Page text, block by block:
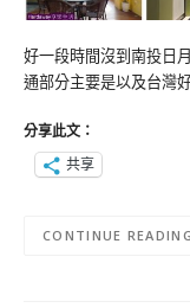
好一段時間沒到南投日
通部分主要是以及台灣
分享此文：
共享
CONTINUE READING